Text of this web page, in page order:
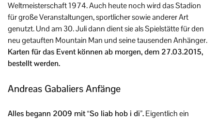
Weltmeisterschaft 1974. Auch heute noch wird das Stadion
für große Veranstaltungen, sportlicher sowie anderer Art
genutzt. Und am 30. Juli dann dient sie als Spielstätte für den
neu getauften Mountain Man und seine tausenden Anhänger.
Karten für das Event können ab morgen, dem 27.03.2015,
bestellt werden.
Andreas Gabaliers Anfänge
Alles begann 2009 mit “So liab hob i di”.Eigentlich ein